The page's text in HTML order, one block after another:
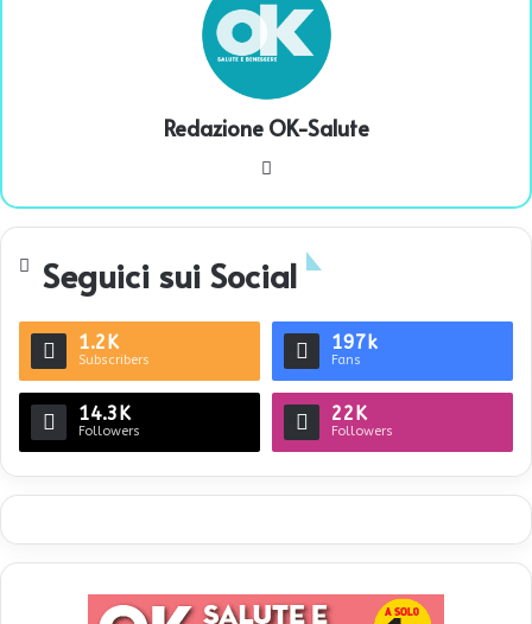
Redazione OK-Salute
te
Seguici sui Social
1.2K
Subscribers
197k
Fans
14.3K
Followers
22K
Followers